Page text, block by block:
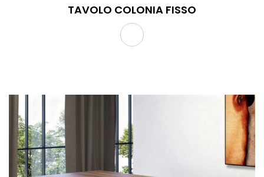
TAVOLO COLONIA FISSO